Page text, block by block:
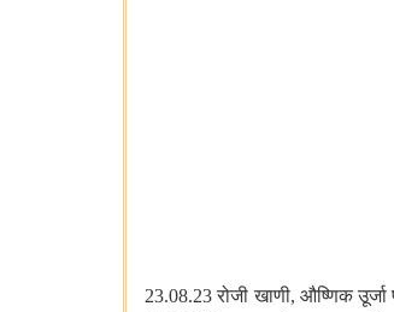
23.08.23रोजी खाणी, औष्णिक